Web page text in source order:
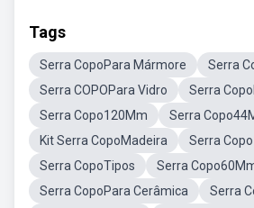
Tags
Serra CopoPara Mármore
Serra
Serra COPOPara Vidro
Serra
Serra Copo120Mm
Serra
Kit Serra CopoMadeira
Serra
Serra CopoTipos
Serra
Serra CopoPara Cerâmica
Serra